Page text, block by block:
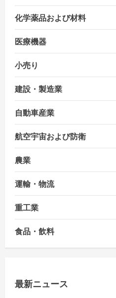
化学薬品および材料
医療機器
小売り
建設・製造業
自動車産業
航空宇宙および防衛
農業
運輸・物流
重工業
食品・飲料
最新ニュース